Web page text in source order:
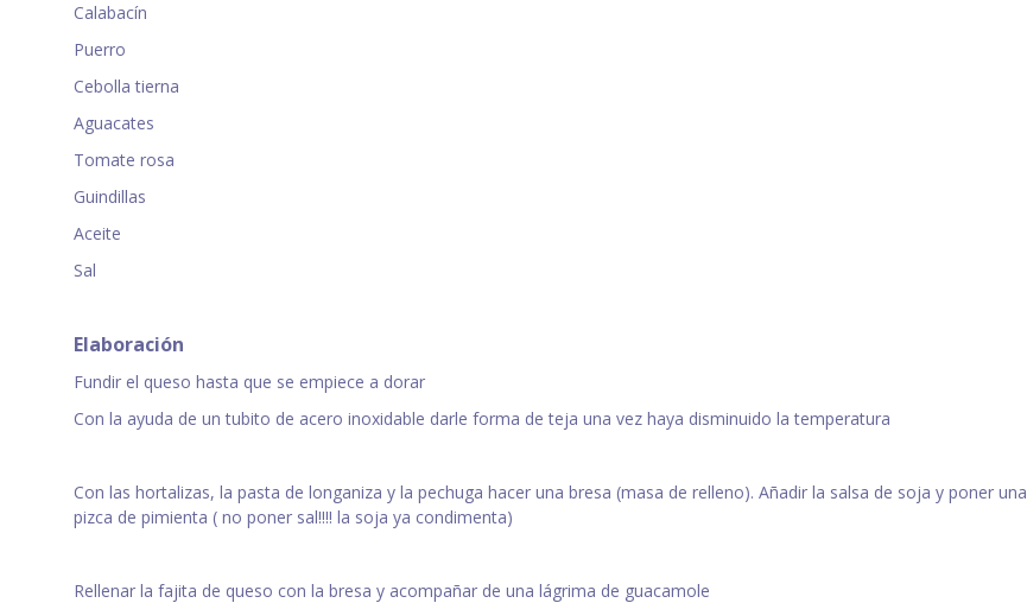
Calabacín
Puerro
Cebolla tierna
Aguacates
Tomate rosa
Guindillas
Aceite
Sal
Elaboración
Fundir el queso hasta que se empiece a dorar
Con la ayuda de un tubito de acero inoxidable darle forma de teja una vez haya disminuido la temperatura
Con las hortalizas, la pasta de longaniza y la pechuga hacer una bresa (masa de relleno). Añadir la salsa de soja y poner una
pizca de pimienta ( no poner sal!!!! la soja ya condimenta)
Rellenar la fajita de queso con la bresa y acompañar de una lágrima de guacamole